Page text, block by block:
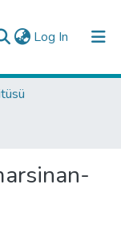
Log In (current)